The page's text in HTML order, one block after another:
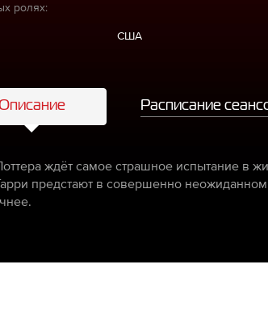
ролях:
США
Расписание
ждёт самое страшное испытание в
предстают в совершенно